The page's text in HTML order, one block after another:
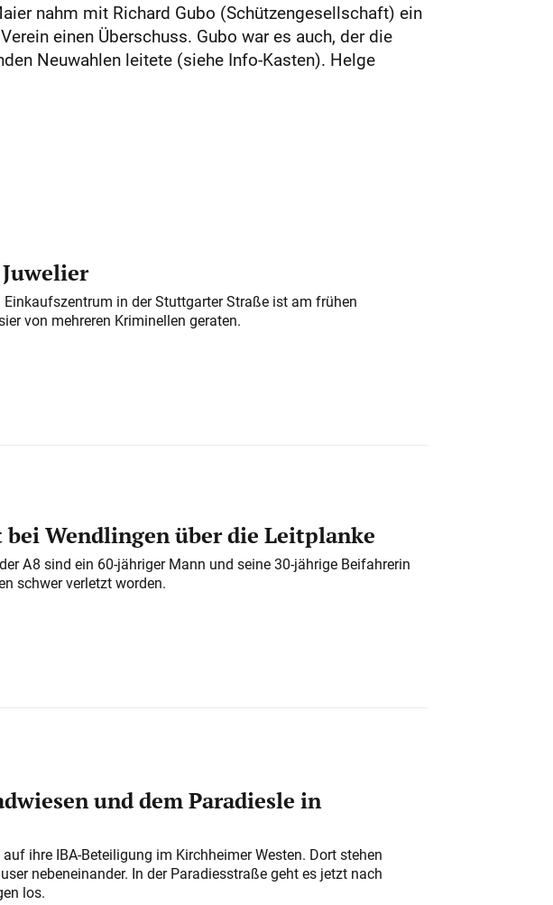
nahm mit Richard Gubo (Schützengesellschaft) ein
einen Überschuss. Gubo war es auch, der die
Neuwahlen leitete (siehe Info-Kasten). Helge
in der Stuttgarter Straße ist am frühen
von mehreren Kriminellen geraten.
bei Wendlingen über die Leitplanke
A 8 sind ein 60-jähriger Mann und seine 30-jährige Beifahrerin
schwer verletzt worden.
und dem Paradiesle in
ihre IBA-Beteiligung im Kirchheimer Westen. Dort stehen
nebeneinander. In der Paradiesstraße geht es jetzt nach
los.